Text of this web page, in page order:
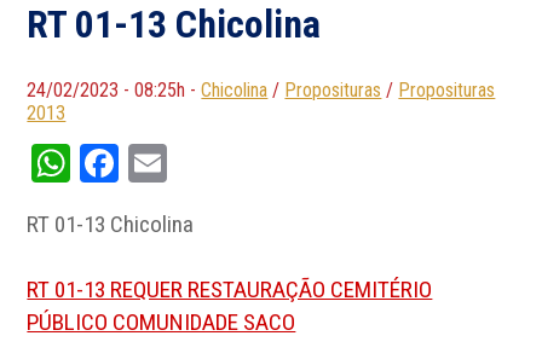
RT 01-13 Chicolina
24/02/2023 - 08:25h -Chicolina / Proposituras / Proposituras
2013
WhatsApp
Facebook
RT 01-13 Chicolina
RT 01-13 REQUER RESTAURAÇÃO CEMITÉRIO
PÚBLICO COMUNIDADE SACO